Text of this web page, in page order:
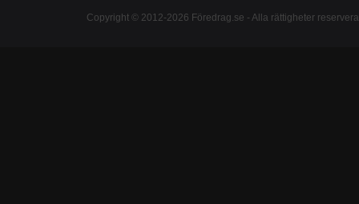
Copyright © 2012-2026 Föredrag.se - Alla rättigheter